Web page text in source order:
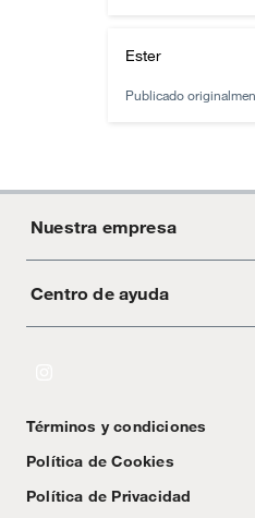
Ester
Publicado
Nuestra empresa
Acerca de Crate
Centro de ayuda
Textos Legales
Términos y condiciones
Política de Cookies
Política de Privacidad